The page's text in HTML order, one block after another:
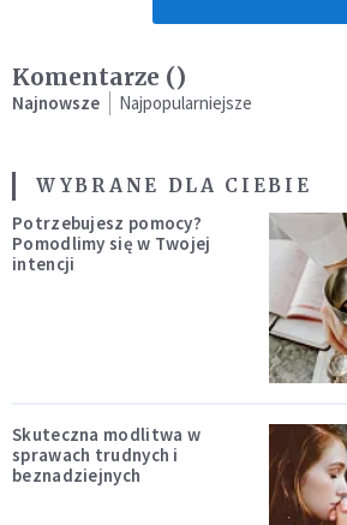
Komentarze ()
Najnowsze Najpopularniejsze
WYBRANE DLA CIEBIE
Potrzebujesz pomocy?
Pomodlimy się w Twojej
intencji
Skuteczna modlitwa w
sprawach trudnych i
beznadziejnych